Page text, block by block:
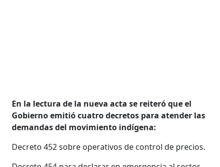
En la lectura de la nueva acta se reiteró que el
Gobierno emitió cuatro decretos para atender las
demandas del movimiento indígena:
Decreto 452 sobre operativos de control de precios.